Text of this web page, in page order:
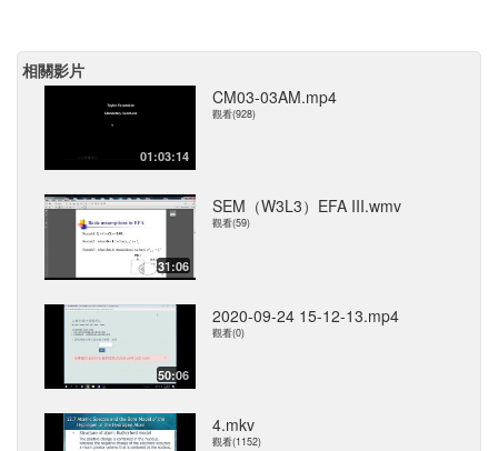
相關影片
01:03:14
CM03-03AM.mp4
觀看(928)
31:06
SEM（W3L3）EFA III.wmv
觀看(59)
50:06
2020-09-24 15-12-13.mp4
觀看(0)
4.mkv
觀看(1152)